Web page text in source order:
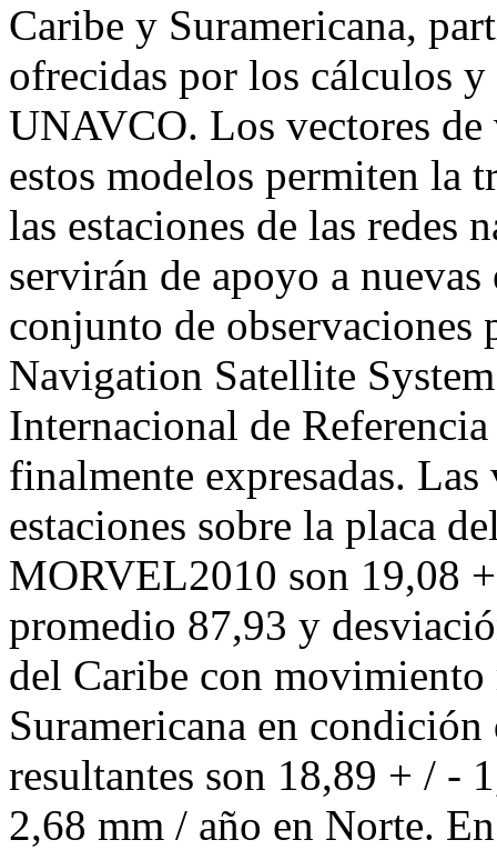
Caribe y Suramericana,
ofrecidas por los cálculos
UNAVCO. Los vectores
estos modelos permiten la
las estaciones de las redes
servirán de apoyo a
conjunto de observaciones
Navigation Satellite
Internacional de
finalmente expresadas.
estaciones sobre la placa
MORVEL2010 son 19,08
promedio 87,93 y
del Caribe con
Suramericana en
resultantes son 18,89 + / -
2,68 mm / año en Norte.